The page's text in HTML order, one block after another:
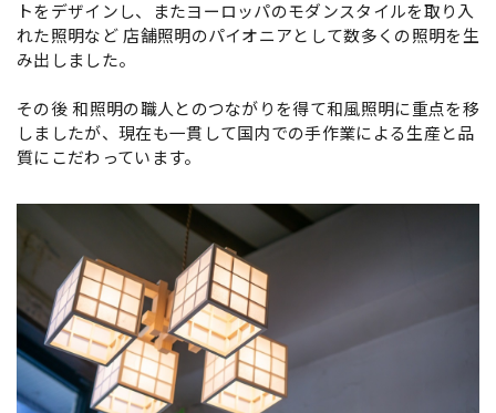
トをデザインし、またヨーロッパのモダンスタイルを取り入
れた照明など 店舗照明のパイオニアとして数多くの照明を生
み出しました。
その後 和照明の職人とのつながりを得て和風照明に重点を移
しましたが、現在も一貫して国内での手作業による生産と品
質にこだわっています。